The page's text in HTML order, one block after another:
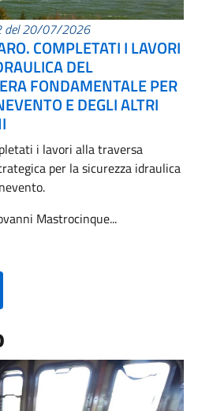
del 20/07/2026
COMPLETATI I LAVORI
DEL
FONDAMENTALE PER
E DEGLI ALTRI
i lavori alla traversa
per la sicurezza idraulica
Mastrocinque...